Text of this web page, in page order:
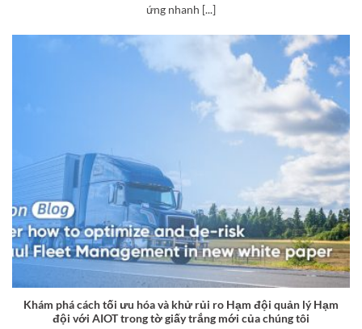
ứng nhanh [...]
Khám phá cách tối ưu hóa và khử rủi ro Hạm đội quản lý Hạm
đội với AIOT trong tờ giấy trắng mới của chúng tôi